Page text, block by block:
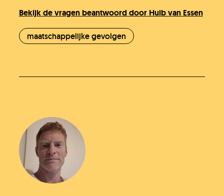
Bekijk de vragen beantwoord door Huib van Essen
maatschappelijke gevolgen